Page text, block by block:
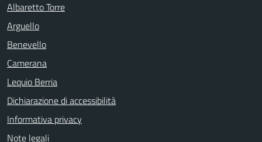
Albaretto Torre
Arguello
Benevello
Camerana
Lequio Berria
Dichiarazione di accessibilità
Informativa privacy
Note legali